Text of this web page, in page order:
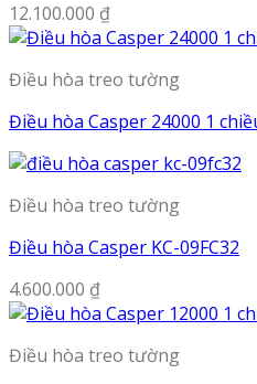
12.100.000 ₫
Điều hòa treo tường
Điều hòa Casper 24000 1
Điều hòa treo tường
Điều hòa Casper KC-09FC32
4.600.000 ₫
Điều hòa treo tường